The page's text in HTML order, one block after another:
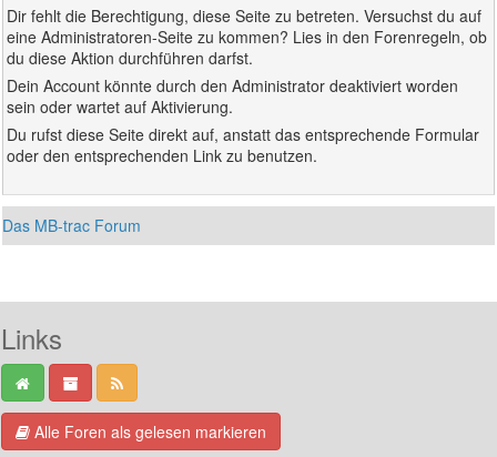
Dir fehlt die Berechtigung, diese Seite zu betreten. Versuchst du auf
eine Administratoren-Seite zu kommen? Lies in den Forenregeln, ob
du diese Aktion durchführen darfst.
Dein Account könnte durch den Administrator deaktiviert worden
sein oder wartet auf Aktivierung.
Du rufst diese Seite direkt auf, anstatt das entsprechende Formular
oder den entsprechenden Link zu benutzen.
Das MB-trac Forum
Links
Alle Foren als gelesen markieren